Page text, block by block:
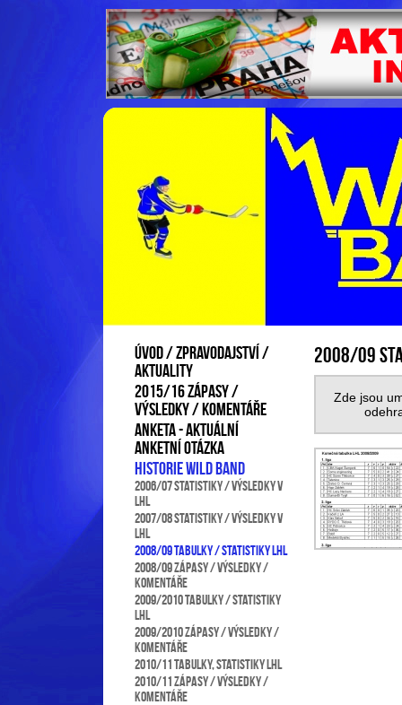
2008/09
Zde jsou
Úvod / zpravodajství /
aktuality
2015/16 ZÁPASY /
VÝSLEDKY / KOMENTÁŘE
Anketa - aktuální
anketní otázka
Historie Wild Band
2006/07 statistiky / výsledky v
LHL
2007/08 statistiky / výsledky v
LHL
2008/09 Tabulky / statistiky LHL
2008/09 Zápasy / výsledky /
komentáře
2009/2010 Tabulky / statistiky
LHL
2009/2010 Zápasy / výsledky /
komentáře
2010/11 Tabulky, statistiky LHL
2010/11 Zápasy / výsledky /
komentáře